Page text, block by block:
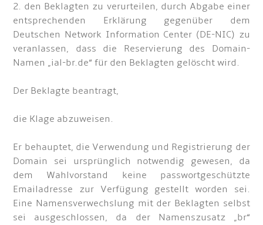
2. den Beklagten zu verurteilen, durch Abgabe einer
entsprechenden Erklärung gegenüber dem
Deutschen Network Information Center (DE-NIC) zu
veranlassen, dass die Reservierung des Domain-
Namen „ial-br.de“ für den Beklagten gelöscht wird.
Der Beklagte beantragt,
die Klage abzuweisen.
Er behauptet, die Verwendung und Registrierung der
Domain sei ursprünglich notwendig gewesen, da
dem Wahlvorstand keine passwortgeschützte
Emailadresse zur Verfügung gestellt worden sei.
Eine Namensverwechslung mit der Beklagten selbst
sei ausgeschlossen, da der Namenszusatz „br“